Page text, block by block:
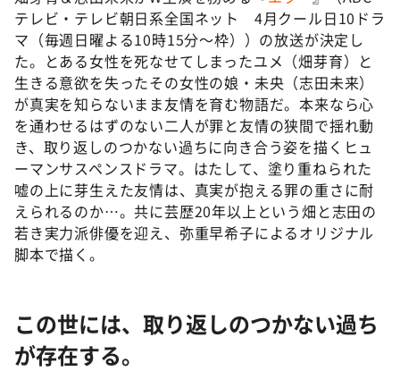
ポツンと一軒家
ザキ山小屋本館
ぺこぱのまるスポ
アナ回覧板
テレビ・テレビ朝日系全国ネット 4月クール日10ドラ
マ（毎週日曜よる10時15分～枠））の放送が決定し
た。とある女性を死なせてしまったユメ（畑芽育）と
生きる意欲を失ったその女性の娘・未央（志田未来）
が真実を知らないまま友情を育む物語だ。本来なら心
を通わせるはずのない二人が罪と友情の狭間で揺れ動
き、取り返しのつかない過ちに向き合う姿を描くヒュ
ーマンサスペンスドラマ。はたして、塗り重ねられた
嘘の上に芽生えた友情は、真実が抱える罪の重さに耐
えられるのか…。共に芸歴20年以上という畑と志田の
若き実力派俳優を迎え、弥重早希子によるオリジナル
脚本で描く。
この世には、取り返しのつかない過ち
が存在する。